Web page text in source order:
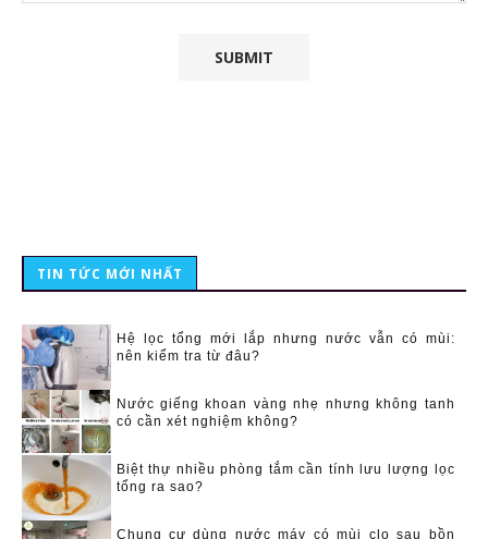
TIN TỨC MỚI NHẤT
Hệ lọc tổng mới lắp nhưng nước vẫn có mùi:
nên kiểm tra từ đâu?
Nước giếng khoan vàng nhẹ nhưng không tanh
có cần xét nghiệm không?
Biệt thự nhiều phòng tắm cần tính lưu lượng lọc
tổng ra sao?
Chung cư dùng nước máy có mùi clo sau bồn